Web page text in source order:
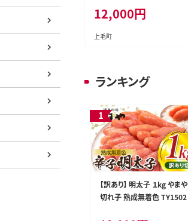
12,000円
上毛町
ランキング
【訳あり】 明太子 １kg やまや
切れ子 熟成無着色 TY1502